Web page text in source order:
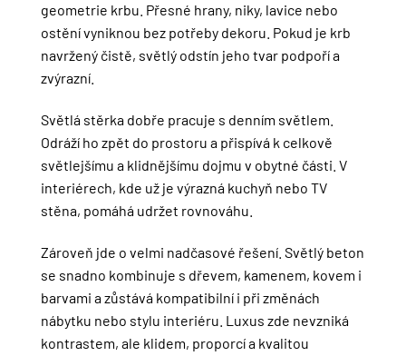
geometrie krbu. Přesné hrany, niky, lavice nebo
ostění vyniknou bez potřeby dekoru. Pokud je krb
navržený čistě, světlý odstín jeho tvar podpoří a
zvýrazní.
Světlá stěrka dobře pracuje s denním světlem.
Odráží ho zpět do prostoru a přispívá k celkově
světlejšímu a klidnějšímu dojmu v obytné části. V
interiérech, kde už je výrazná kuchyň nebo TV
stěna, pomáhá udržet rovnováhu.
Zároveň jde o velmi nadčasové řešení. Světlý beton
se snadno kombinuje s dřevem, kamenem, kovem i
barvami a zůstává kompatibilní i při změnách
nábytku nebo stylu interiéru. Luxus zde nevzniká
kontrastem, ale klidem, proporcí a kvalitou